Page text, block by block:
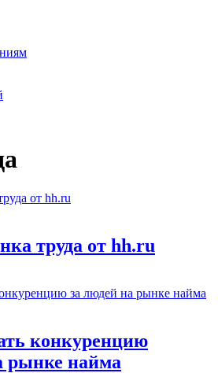
труда от hh.ru
конкуренцию
рынке найма